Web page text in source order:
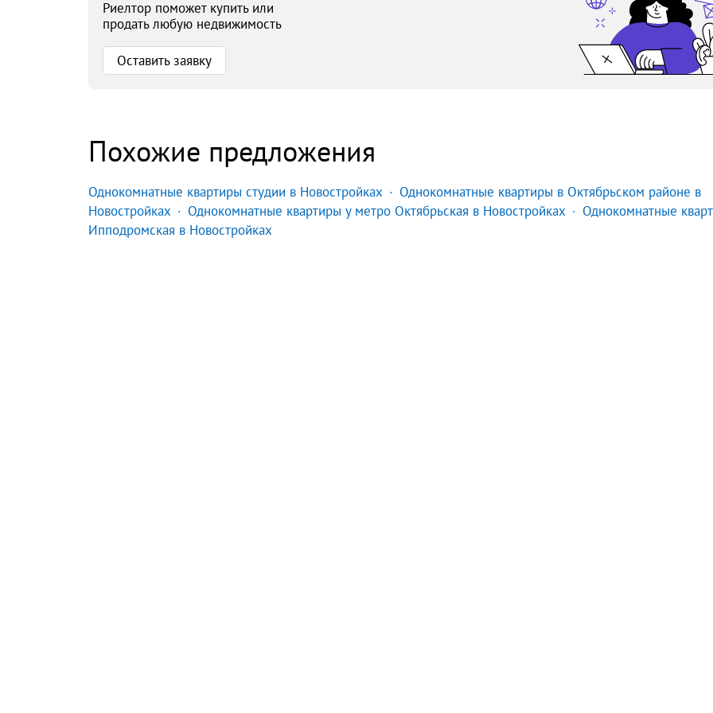
Риелтор поможет купить или
продать любую недвижимость
Оставить заявку
Похожие предложения
Однокомнатные квартиры студии в Новостройках
Однокомнатные квартиры в Октябрьском районе в
Новостройках
Однокомнатные квартиры у метро Октябрьская в Новостройках
Однокомнатные
Ипподромская в Новостройках